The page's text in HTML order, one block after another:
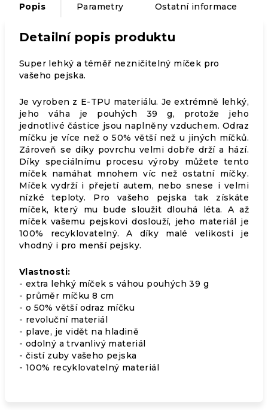
Popis Parametry Ostatní informace
Detailní popis produktu
Super lehký a téměř nezničitelný míček pro
vašeho pejska.
Je vyroben z E-TPU materiálu. Je extrémně lehký,
jeho váha je pouhých 39 g, protože jeho
jednotlivé částice jsou naplněny vzduchem. Odraz
míčku je více než o 50% větší než u jiných míčků.
Zároveň se díky povrchu velmi dobře drží a hází.
Díky speciálnímu procesu výroby můžete tento
míček namáhat mnohem víc než ostatní míčky.
Míček vydrží i přejetí autem, nebo snese i velmi
nízké teploty. Pro vašeho pejska tak získáte
míček, který mu bude sloužit dlouhá léta. A až
míček vašemu pejskovi doslouží, jeho materiál je
100% recyklovatelný. A díky malé velikosti je
vhodný i pro menší pejsky.
Vlastnosti:
- extra lehký míček s váhou pouhých 39 g
- průměr míčku 8 cm
- o 50% větší odraz míčku
- revoluční materiál
- plave, je vidět na hladině
- odolný a trvanlivý materiál
- čistí zuby vašeho pejska
- 100% recyklovatelný materiál